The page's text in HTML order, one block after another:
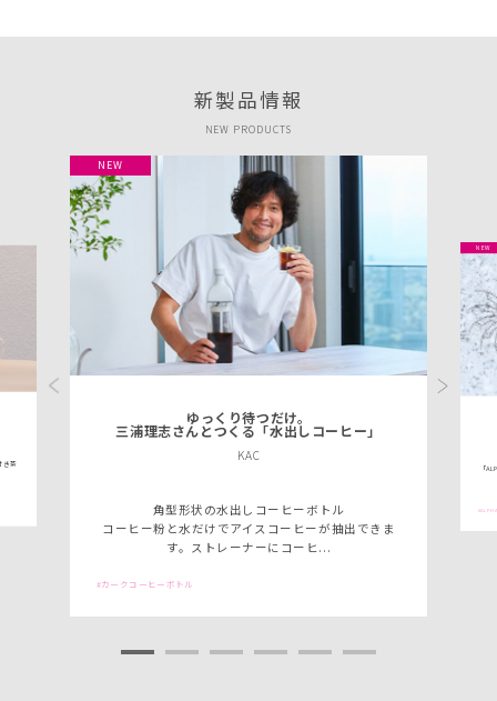
新製品情報
NEW PRODUCTS
き茶
ゆっくり待つだけ。
三浦理志さんとつくる「水出しコーヒー」
KAC
角型形状の水出しコーヒーボトル
コーヒー粉と水だけでアイスコーヒーが抽出できま
す。ストレーナーにコーヒ...
カークコーヒーボトル
「
Next
1 2 3 4 5 6